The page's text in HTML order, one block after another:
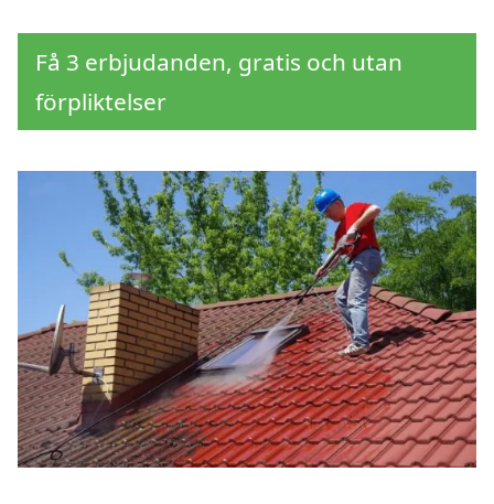
Få 3 erbjudanden, gratis och utan
förpliktelser